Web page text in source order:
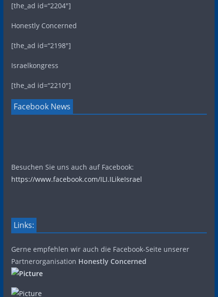
[the_ad id=“2204″]
Honestly Concerned
[the_ad id=“2198″]
Israelkongress
[the_ad id=“2210″]
Facebook News
Besuchen Sie uns auch auf Facebook:
https://www.facebook.com/ILI.ILikeIsrael
Links:
Gerne empfehlen wir auch die Facebook-Seite unserer
Partnerorganisation Honestly Concerned